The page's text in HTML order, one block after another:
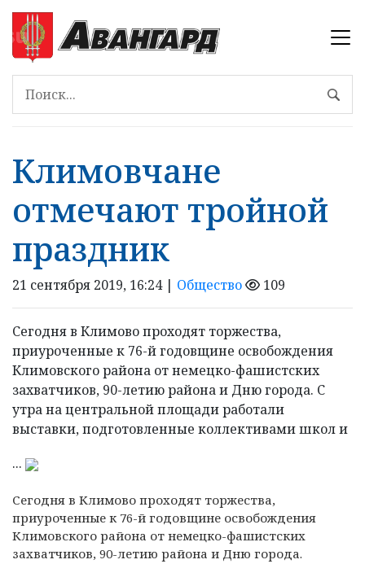
Климовчане
отмечают тройной
праздник
21 сентября 2019, 16:24 | Общество 109
Сегодня в Климово проходят торжества,
приуроченные к 76-й годовщине освобождения
Климовского района от немецко-фашистских
захватчиков, 90-летию района и Дню города. С
утра на центральной площади работали
выставки, подготовленные коллективами школ и
...
Сегодня в Климово проходят торжества,
приуроченные к 76-й годовщине освобождения
Климовского района от немецко-фашистских
захватчиков, 90-летию района и Дню города.